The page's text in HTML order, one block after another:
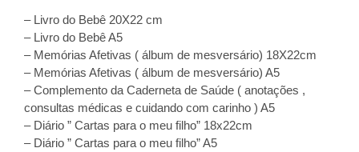
– Livro do Bebê 20X22 cm
– Livro do Bebê A5
– Memórias Afetivas ( álbum de mesversário) 18X22cm
– Memórias Afetivas ( álbum de mesversário) A5
– Complemento da Caderneta de Saúde ( anotações ,
consultas médicas e cuidando com carinho ) A5
– Diário ” Cartas para o meu filho” 18x22cm
– Diário ” Cartas para o meu filho” A5